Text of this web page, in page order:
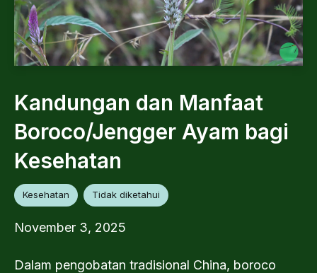
Kandungan dan Manfaat
Boroco/Jengger Ayam bagi
Kesehatan
Kesehatan Tidak diketahui
November 3, 2025
Dalam pengobatan tradisional China, boroco